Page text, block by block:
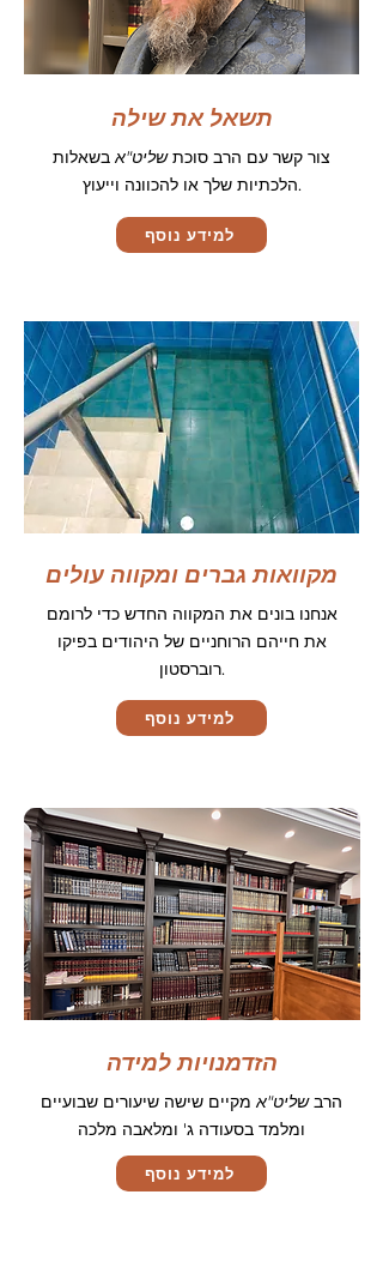
תשאל את שילה
צור קשר עם הרב סוכתשליט"א בשאלות
הלכתיות שלך או להכוונה וייעוץ.
למידע נוסף
מקוואות גברים ומקווה עולים
אנחנו בונים את המקווה החדש כדי לרומם
את חייהם הרוחניים של היהודים בפיקו
רוברסטון.
למידע נוסף
הזדמנויות למידה
הרבשליט"א מקיים שישה שיעורים שבועיים
ומלמד בסעודה ג' ומלאבה מלכה
למידע נוסף